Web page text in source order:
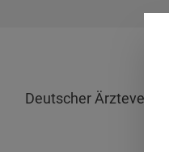
Deutscher Ärzteverlag